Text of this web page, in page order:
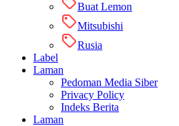
Buat Lemon
Mitsubishi
Rusia
Label
Laman
Pedoman Media Siber
Privacy Policy
Indeks Berita
Laman